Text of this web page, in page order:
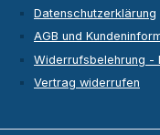
Datenschutzerklärung
AGB und
Widerrufsbelehrung -
Vertrag widerrufen